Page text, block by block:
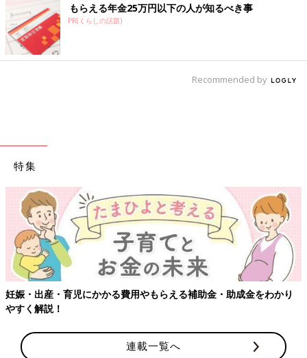
もらえる年金25万円以下の人が知るべき事
PR(くらしの話題)
Recommended by
特集
妊娠・出産・育児にかかる費用やもらえる補助金・助成金をわかり
やすく解説！
連載一覧へ